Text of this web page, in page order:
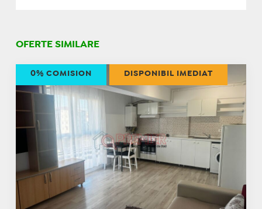
OFERTE SIMILARE
0% COMISION DISPONIBIL IMEDIAT